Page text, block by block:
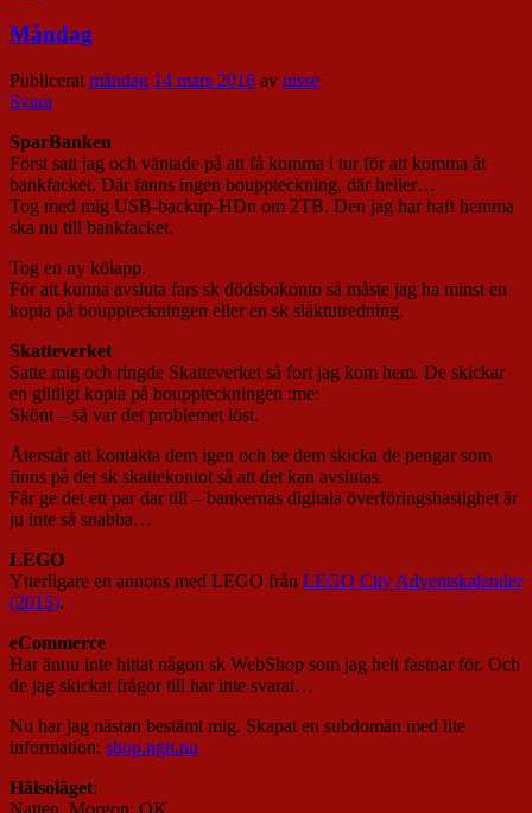
Måndag
Publicerat måndag 14 mars 2016 av nisse
Svara
SparBanken
Först satt jag och väntade på att få komma i tur för att komma åt
bankfacket. Där fanns ingen bouppteckning, där heller…
Tog med mig USB-backup-HDn om 2TB. Den jag har haft hemma
ska nu till bankfacket.
Tog en ny kölapp.
För att kunna avsluta fars sk dödsbokonto så måste jag ha minst en
kopia på bouppteckningen eller en sk släktutredning.
Skatteverket
Satte mig och ringde Skatteverket så fort jag kom hem. De skickar
en giltligt kopia på bouppteckningen :me:
Skönt – så var det problemet löst.
Återstår att kontakta dem igen och be dem skicka de pengar som
finns på det sk skattekontot så att det kan avslutas.
Får ge det ett par dar till – bankernas digitala överföringshastighet är
ju inte så snabba…
LEGO
Ytterligare en annons med LEGO från LEGO City Adventskalender
(2015).
eCommerce
Har ännu inte hittat någon sk WebShop som jag helt fastnar för. Och
de jag skickat frågor till har inte svarat…
Nu har jag nästan bestämt mig. Skapat en subdomän med lite
information: shop.ngn.nu
Hälsoläget: